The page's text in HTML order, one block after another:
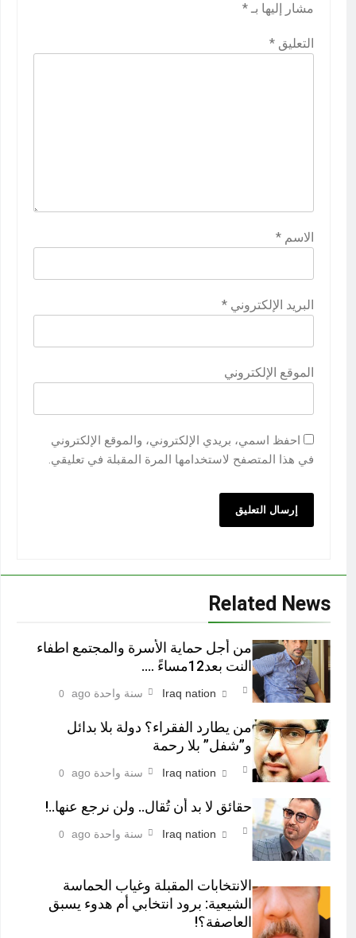
مشار إليها بـ *
التعليق *
الاسم *
البريد الإلكتروني *
الموقع الإلكتروني
احفظ اسمي، بريدي الإلكتروني، والموقع الإلكتروني
في هذا المتصفح لاستخدامها المرة المقبلة في تعليقي.
Related News
من أجل حماية الأسرة والمجتمع اطفاء
النت بعد12مساءً ….
Iraq nation سنة واحدة ago 0
من يطارد الفقراء؟ دولة بلا بدائل
و”شفل” بلا رحمة
Iraq nation سنة واحدة ago 0
حقائق لا بد أن تُقال.. ولن نرجع عنها..!
Iraq nation سنة واحدة ago 0
الانتخابات المقبلة وغياب الحماسة
الشيعية: برود انتخابي أم هدوء يسبق
العاصفة؟!